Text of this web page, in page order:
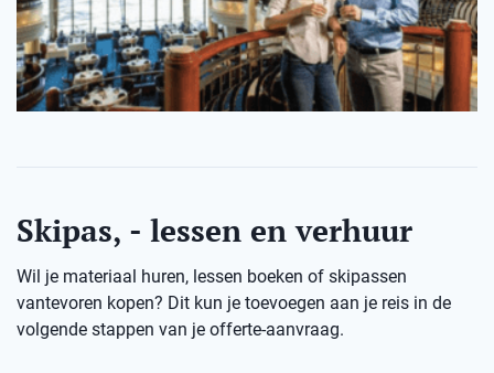
Skipas, - lessen en verhuur
Wil je materiaal huren, lessen boeken of skipassen
vantevoren kopen? Dit kun je toevoegen aan je reis in de
volgende stappen van je offerte-aanvraag.